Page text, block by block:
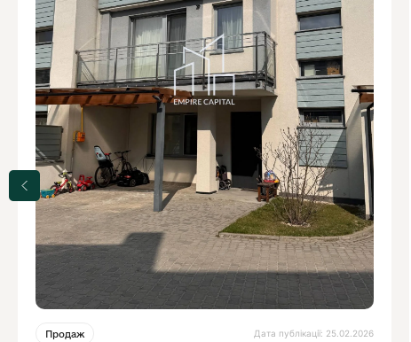
Продаж Дата публікації: 25.02.2026